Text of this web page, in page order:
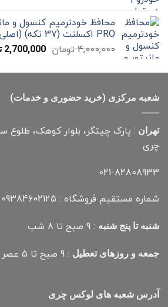
بود.
PRO اکسلنت (37 تکه) (اصلی وارداتی درجه یک)
4,000,000تومان قیمت
2,700,000
شعبه مرکزی (خرید حضوری و خدمات)
تهران : پارک چیتگر، بلوار کوهک،
چری
021-82808933
شماره مستقیم فروشگاه : 09384602125
شنبه تا پنج شنبه : 9 صبح تا 8 شب
جمعه و روزهای تعطیل : 9 صبح تا 5 عصر
آدرس شعبه های لوکس چری